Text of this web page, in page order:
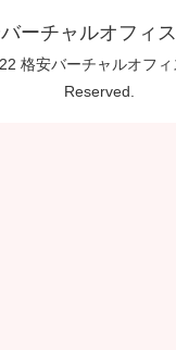
ーチャルオフィ
格安バーチャルオフ
Reserved.